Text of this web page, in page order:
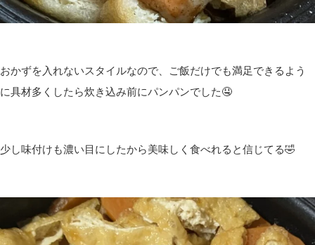
おかずを入れないスタイルなので、ご飯だけでも満足できるよう
に具材多くしたら炊き込み前にパンパンでした🤤
少し味付けも濃い目にしたから美味しく食べれると信じてる🤣